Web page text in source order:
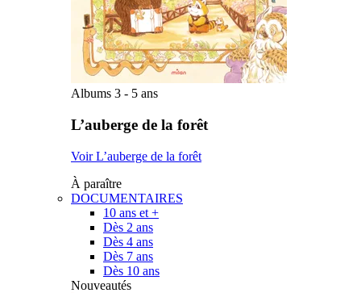
Albums 3 - 5 ans
L’auberge de la forêt
Voir L’auberge de la forêt
À paraître
DOCUMENTAIRES
10 ans et +
Dès 2 ans
Dès 4 ans
Dès 7 ans
Dès 10 ans
Nouveautés